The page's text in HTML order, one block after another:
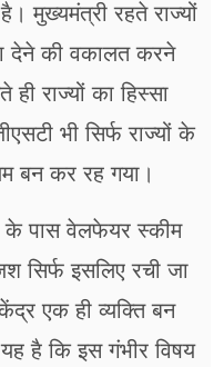
मुख्यमंत्री रहते राज्यों
देने की वकालत करने
ही राज्यों का हिस्सा
भी सिर्फ राज्यों के
बन कर रह गया।
के पास वेलफेयर स्कीम
सिर्फ इसलिए रची जा
एक ही व्यक्ति बन
है कि इस गंभीर विषय